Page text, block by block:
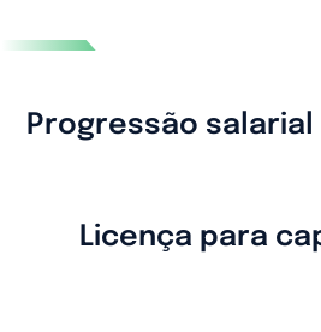
Progressão
Licença para